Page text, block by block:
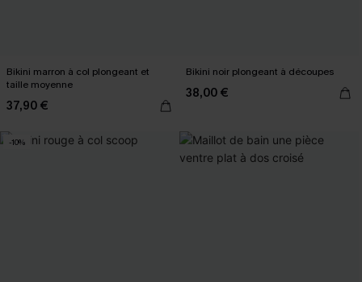
Bikini marron à col plongeant et
taille moyenne
37,90 €
Bikini noir plongeant à découpes
38,00 €
-10%